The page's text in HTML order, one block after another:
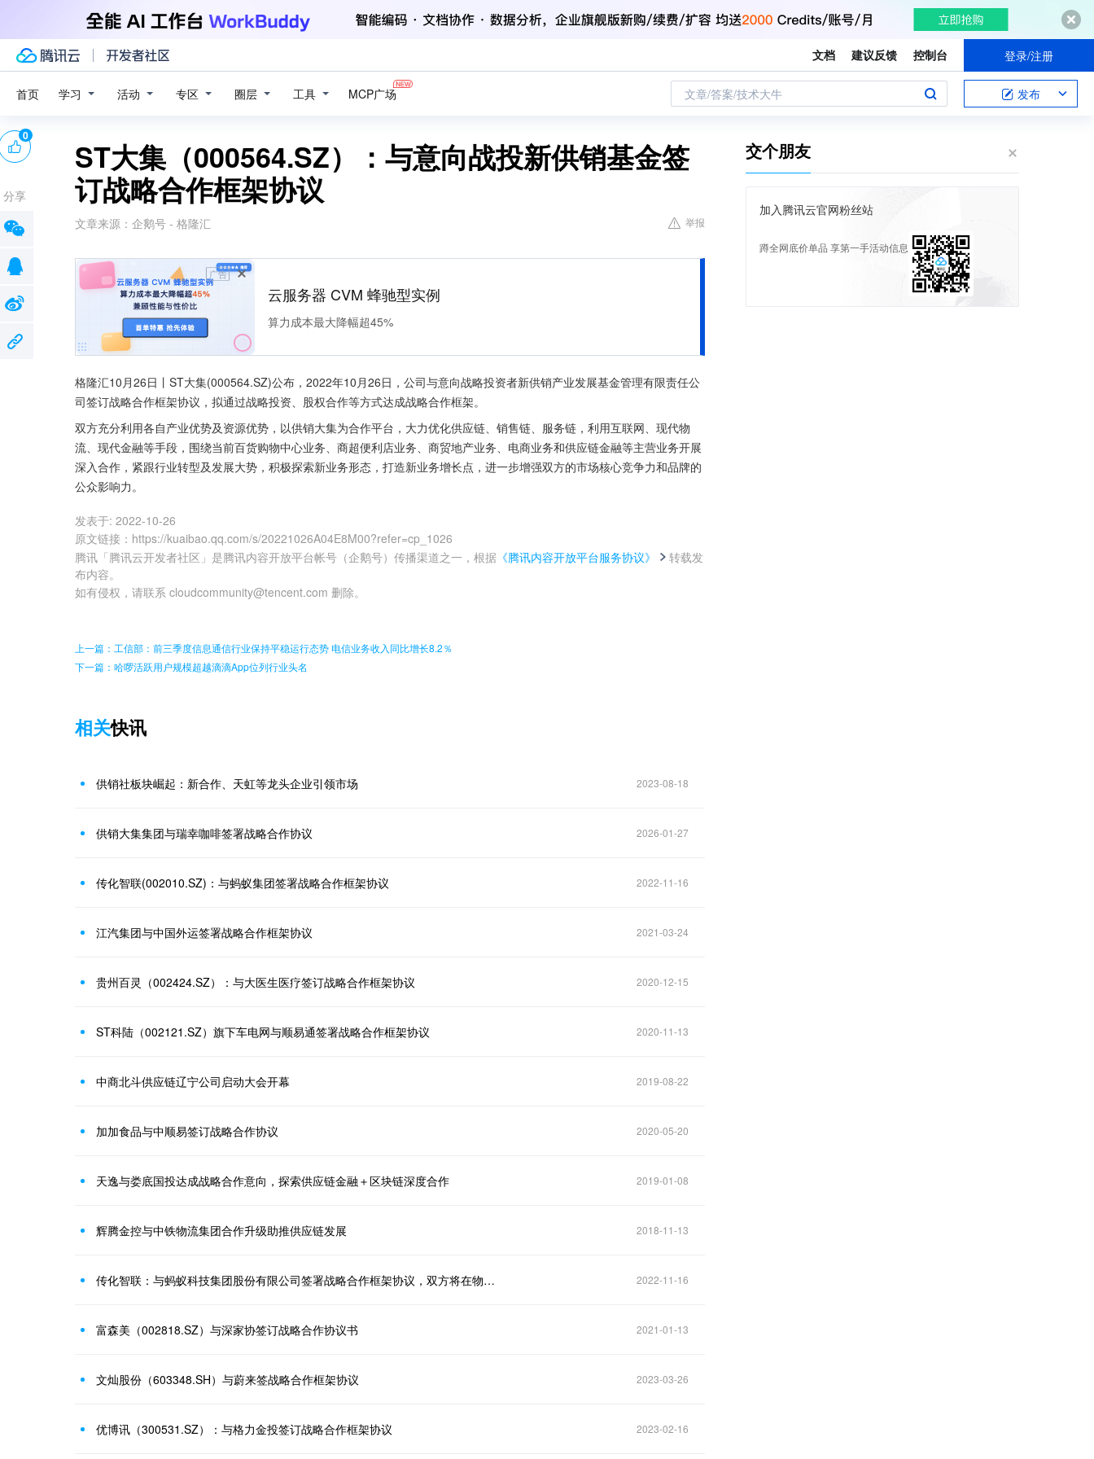
文档 建议反馈 控制台 登录/注册
首页 学习 活动 专区 圈层 工具 MCP广场 文章/答案/技术大牛 发布
ST大集（000564.SZ）：与意向战投新供销基金签
订战略合作框架协议
文章来源： 企鹅号 - 格隆汇 举报
广告
云服务器 CVM 蜂驰型实例
算力成本最大降幅超45%
格隆汇10月26日丨ST大集(000564.SZ)公布，2022年10月26日，公司与意向战略投资者新供销产业发展基金管理有限责任公
司签订战略合作框架协议，拟通过战略投资、股权合作等方式达成战略合作框架。
双方充分利用各自产业优势及资源优势，以供销大集为合作平台，大力优化供应链、销售链、服务链，利用互联网、现代物
流、现代金融等手段，围绕当前百货购物中心业务、商超便利店业务、商贸地产业务、电商业务和供应链金融等主营业务开展
深入合作，紧跟行业转型及发展大势，积极探索新业务形态，打造新业务增长点，进一步增强双方的市场核心竞争力和品牌的
公众影响力。
发表于: 2022-10-26
原文链接 ： https://kuaibao.qq.com/s/20221026A04E8M00?refer=cp_1026
腾讯「腾讯云开发者社区」是腾讯内容开放平台帐号（企鹅号）传播渠道之一，根据 《腾讯内容开放平台服务协议》
转载发
布内容。
如有侵权，请联系 cloudcommunity@tencent.com 删除。
0
分享
上一篇：工信部：前三季度信息通信行业保持平稳运行态势 电信业务收入同比增长8.2％
下一篇：哈啰活跃用户规模超越滴滴App位列行业头名
相关快讯
供销社板块崛起：新合作、天虹等龙头企业引领市场 2023-08-18
供销大集集团与瑞幸咖啡签署战略合作协议 2026-01-27
传化智联(002010.SZ)：与蚂蚁集团签署战略合作框架协议 2022-11-16
江汽集团与中国外运签署战略合作框架协议 2021-03-24
贵州百灵（002424.SZ）：与大医生医疗签订战略合作框架协议 2020-12-15
ST科陆（002121.SZ）旗下车电网与顺易通签署战略合作框架协议 2020-11-13
中商北斗供应链辽宁公司启动大会开幕 2019-08-22
加加食品与中顺易签订战略合作协议 2020-05-20
天逸与娄底国投达成战略合作意向，探索供应链金融＋区块链深度合作 2019-01-08
辉腾金控与中铁物流集团合作升级助推供应链发展 2018-11-13
传化智联：与蚂蚁科技集团股份有限公司签署战略合作框架协议，双方将在物流数字化、供应链金融服务、物流供应链生态体系建设等领域展开合 2022-11-16
富森美（002818.SZ）与深家协签订战略合作协议书 2021-01-13
文灿股份（603348.SH）与蔚来签战略合作框架协议 2023-03-26
优博讯（300531.SZ）：与格力金投签订战略合作框架协议 2023-02-16
交个朋友
加入腾讯云官网粉丝站
蹲全网底价单品 享第一手活动信息